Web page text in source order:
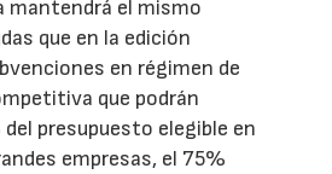
mantendrá el mismo
que en la edición
en régimen de
que podrán
presupuesto elegible en
empresas, el 75%